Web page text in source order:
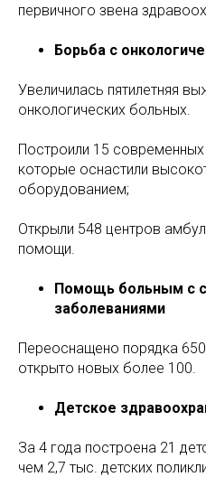
первичного звена
Борьба с
Увеличилась пятилетняя
онкологических больных.
Построили 15
которые оснастили
оборудованием;
Открыли 548 центров
помощи.
Помощь больным с
заболеваниями
Переоснащено порядка
открыто новых более 100.
Детское
За 4 года построена 21
чем 2,7 тыс. детских